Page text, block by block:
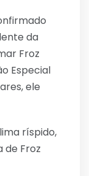
da
Froz
Especial
ele
ríspido,
de Froz